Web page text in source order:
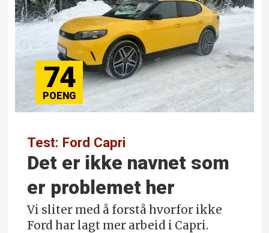
74
Test: Ford Capri
Det er ikke navnet som
er problemet her
Vi sliter med å forstå hvorfor ikke
Ford har lagt mer arbeid i Capri.